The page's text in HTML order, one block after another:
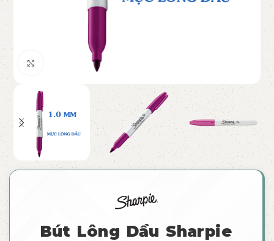
Click to enlarge
Bút Lông Dầu Sharpie